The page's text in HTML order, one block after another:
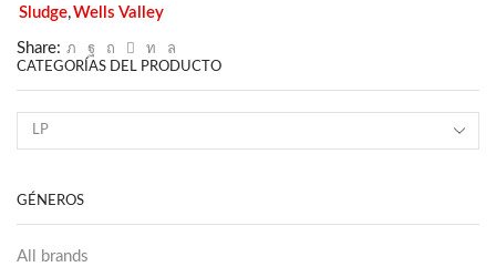
Sludge,Wells Valley
Share:
CATEGORÍAS DEL PRODUCTO
GÉNEROS
All brands